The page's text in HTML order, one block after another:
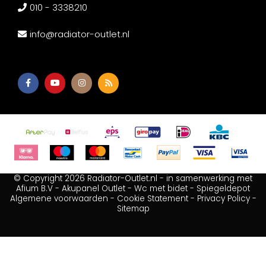
010 - 3338210
info@radiator-outlet.nl
© Copyright 2026 Radiator-Outlet.nl - in samenwerking met
Afium B.V - Akupanel Outlet - Wc met bidet - Spiegeldepot
Algemene voorwaarden - Cookie Statement- Privacy Policy-
Sitemap